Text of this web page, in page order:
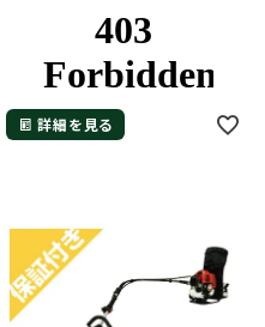
詳細を見る